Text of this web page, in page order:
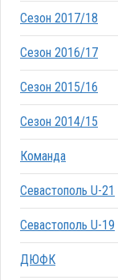
Сезон 2017/18
Сезон 2016/17
Сезон 2015/16
Сезон 2014/15
Команда
Севастополь U-21
Севастополь U-19
ДЮФК